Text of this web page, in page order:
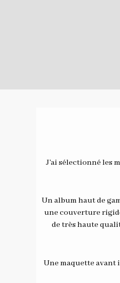
J’ai sélectionné les
Un album haut de
une couverture
de très haute
Une maquette avant